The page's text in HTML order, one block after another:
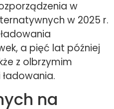
w
w 2025 r.
a pięć lat później
z olbrzymim
na